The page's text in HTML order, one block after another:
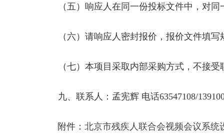
（五）响应人在同一份投标文件中，对同
（六）请响应人密封报价，报价文件填写
（七）本项目采取内部采购方式，不接受
九、联系人：孟宪辉 电话63547108/
附件： 北京市残疾人联合会视频会议系